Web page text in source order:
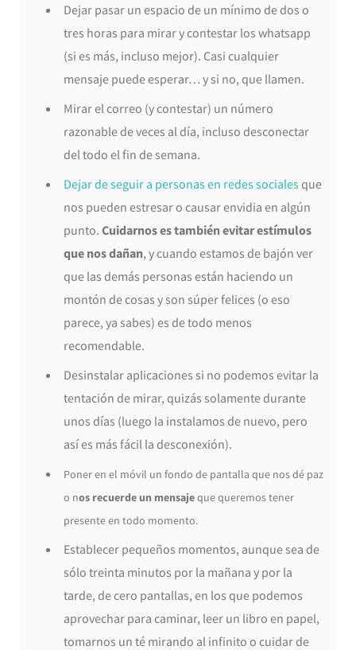
Dejar pasar un espacio de un mínimo de dos o
tres horas para mirar y contestar los whatsapp
(si es más, incluso mejor). Casi cualquier
mensaje puede esperar… y si no, que llamen.
Mirar el correo (y contestar) un número
razonable de veces al día, incluso desconectar
del todo el fin de semana.
Dejar de seguir a personas en redes sociales que
nos pueden estresar o causar envidia en algún
punto. Cuidarnos es también evitar estímulos
que nos dañan, y cuando estamos de bajón ver
que las demás personas están haciendo un
montón de cosas y son súper felices (o eso
parece, ya sabes) es de todo menos
recomendable.
Desinstalar aplicaciones si no podemos evitar la
tentación de mirar, quizás solamente durante
unos días (luego la instalamos de nuevo, pero
así es más fácil la desconexión).
Poner en el móvil un fondo de pantalla que nos dé paz
o nos recuerde un mensajeque queremos tener
presente en todo momento.
Establecer pequeños momentos, aunque sea de
sólo treinta minutos por la mañana y por la
tarde, de cero pantallas, en los que podemos
aprovechar para caminar, leer un libro en papel,
tomarnos un té mirando al infinito o cuidar de